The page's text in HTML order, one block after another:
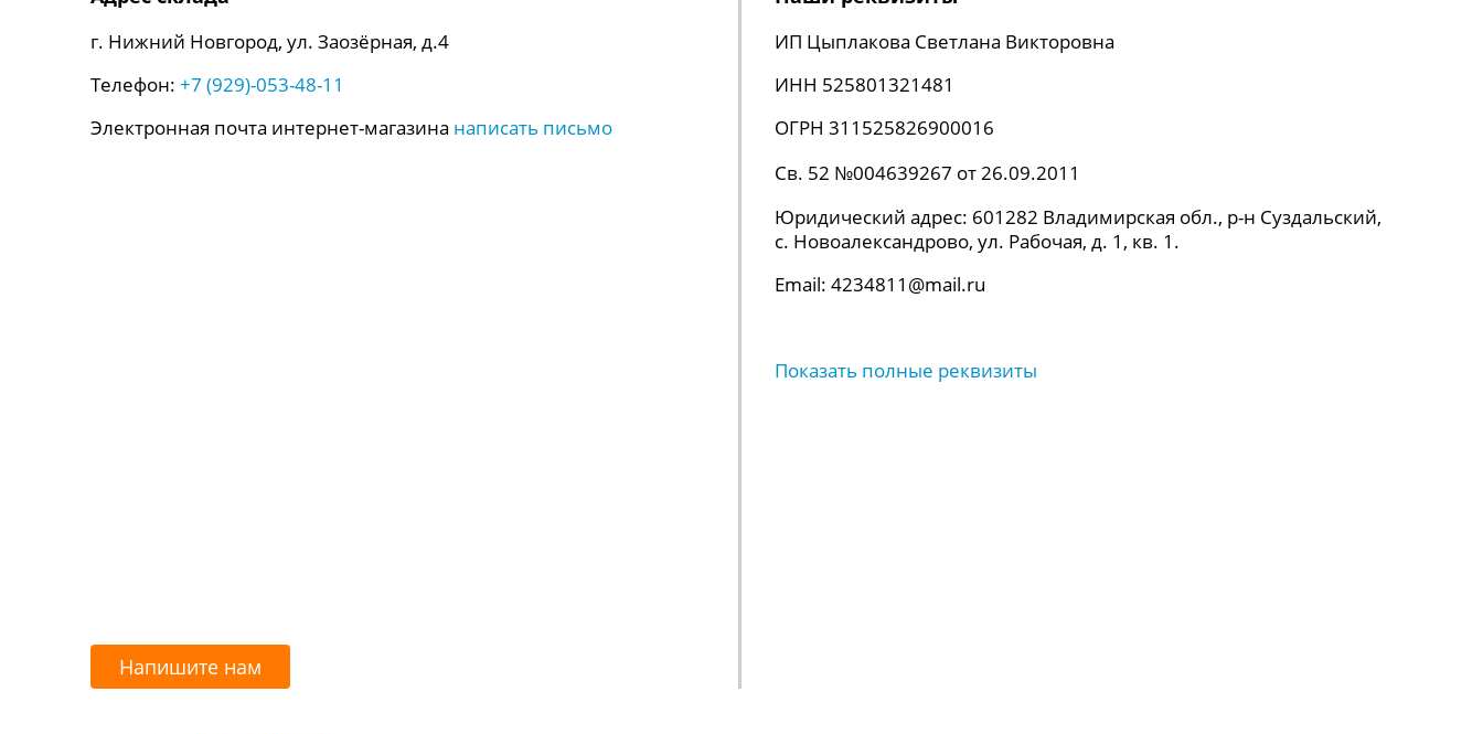
г. Нижний Новгород, ул. Заозёрная, д.4
Телефон: +7 (929)-053-48-11
Электронная почта интернет-магазина написать письмо
Напишите нам
ИП Цыплакова Светлана Викторовна
ИНН 525801321481
ОГРН 311525826900016
Св. 52 №004639267 от 26.09.2011
Юридический адрес: 601282 Владимирская обл., р-н Суздальский,
с. Новоалександрово, ул. Рабочая, д. 1, кв. 1.
Email: 4234811@mail.ru
Показать полные реквизиты